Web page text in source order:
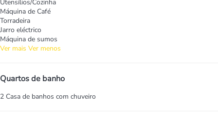
Utensílios/Cozinha
Máquina de Café
Torradeira
Jarro eléctrico
Máquina de sumos
Ver mais Ver menos
Quartos de banho
2 Casa de banhos com chuveiro